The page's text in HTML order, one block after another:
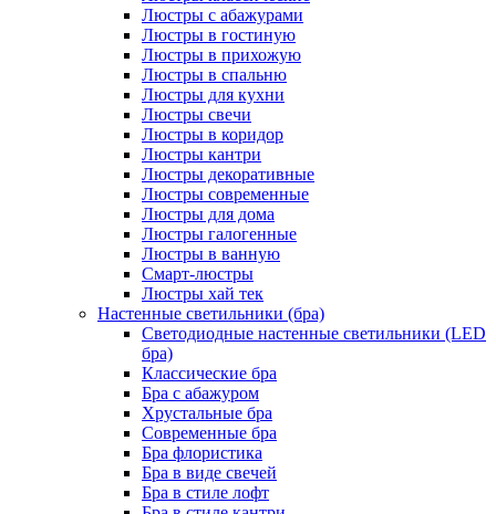
Люстры с абажурами
Люстры в гостиную
Люстры в прихожую
Люстры в спальню
Люстры для кухни
Люстры свечи
Люстры в коридор
Люстры кантри
Люстры декоративные
Люстры современные
Люстры для дома
Люстры галогенные
Люстры в ванную
Смарт-люстры
Люстры хай тек
Настенные светильники (бра)
Светодиодные настенные светильники (LED
бра)
Классические бра
Бра с абажуром
Хрустальные бра
Современные бра
Бра флористика
Бра в виде свечей
Бра в стиле лофт